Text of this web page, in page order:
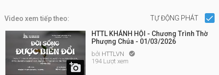
Video xem tiếp theo: TỰ ĐỘNG PHÁT

HTTL KHÁNH HỘI - Chương Trình Thờ
Phượng Chúa - 01/03/2026
bởi HTTLVN 
194 Lượt xem